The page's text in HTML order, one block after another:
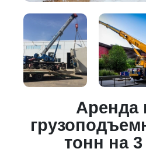
Аренда
тонн на